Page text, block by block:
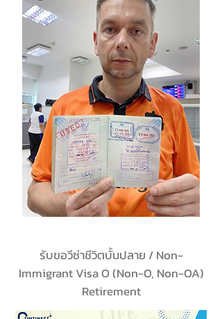
รับขอวีซ่าชีวิตบั้นปลาย / Non-
Immigrant Visa O (Non-O, Non-OA)
Retirement